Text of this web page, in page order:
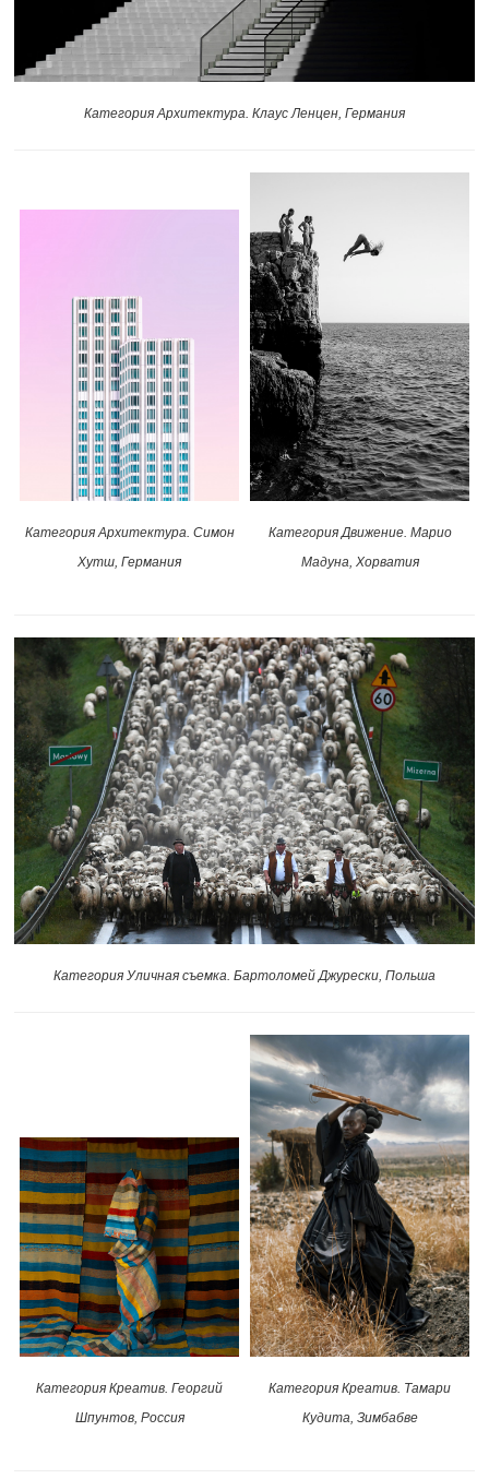
Категория Архитектура. Клаус Ленцен, Германия
Категория Архитектура. Симон
Хутш, Германия
Категория Движение. Марио
Мадуна, Хорватия
Категория Уличная съемка. Бартоломей Джурески, Польша
Категория Креатив. Георгий
Шпунтов, Россия
Категория Креатив. Тамари
Кудита, Зимбабве